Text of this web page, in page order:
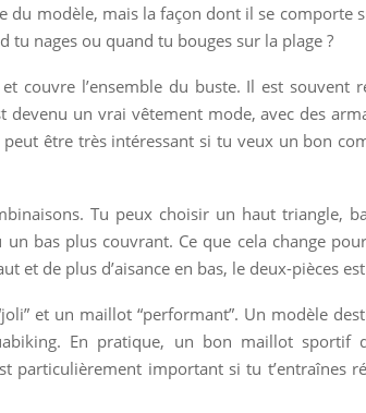
modèle, mais la façon dont il se comporte
tu nages ou quand tu bouges sur la plage ?
couvre l’ensemble du buste. Il est souvent
devenu un vrai vêtement mode, avec des
être très intéressant si tu veux un bon
Tu peux choisir un haut triangle,
bas plus couvrant. Ce que cela change
et de plus d’aisance en bas, le deux-pièces
et un maillot “performant”. Un modèle
En pratique, un bon maillot
particulièrement important si tu t’entraînes